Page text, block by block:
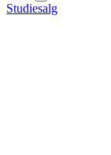
Studiesalg